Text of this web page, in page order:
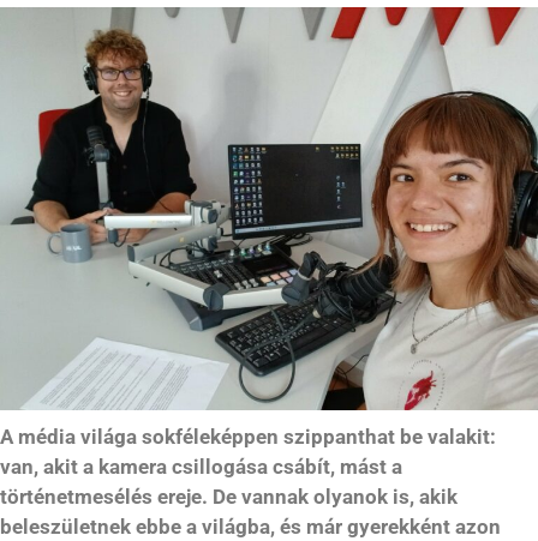
A média világa sokféleképpen szippanthat be valakit:
van, akit a kamera csillogása csábít, mást a
történetmesélés ereje. De vannak olyanok is, akik
beleszületnek ebbe a világba, és már gyerekként azon